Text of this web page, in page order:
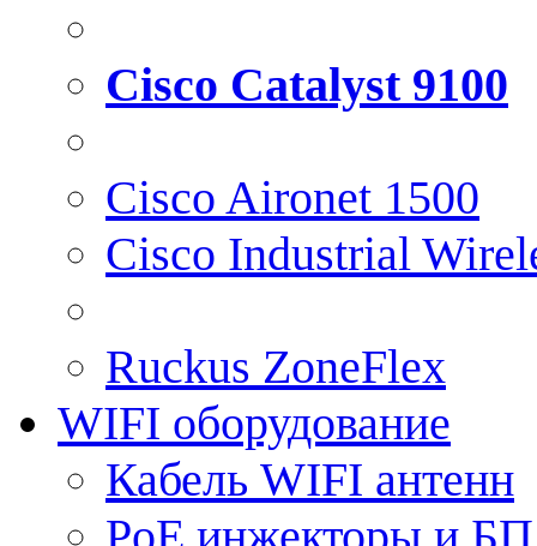
Cisco Catalyst 9100
Cisco Aironet 1500
Cisco Industrial
Ruckus ZoneFlex
WIFI оборудование
Кабель WIFI антенн